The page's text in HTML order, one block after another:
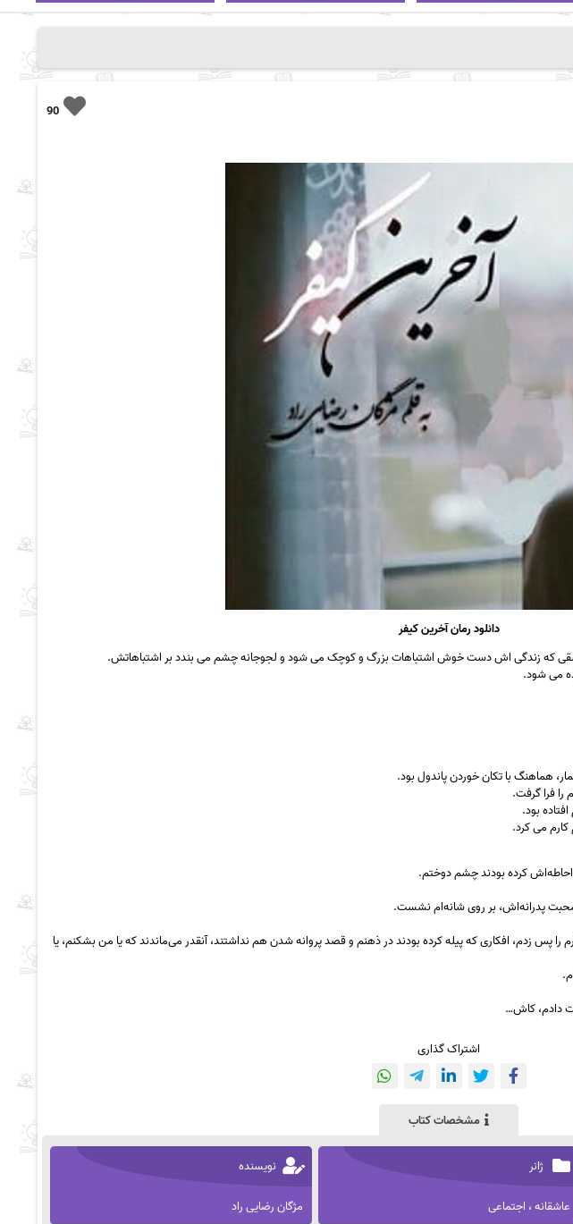
90
دانلود رمان آخرین کیفر
که زندگی اش دست خوش اشتباهات بزرگ و کوچک می شود و لجوجانه چشم می بندد بر اشتباهاتش.
می شود.
هماهنگ با تکان خوردن پاندول بود.
فرا گرفت.
بود.
می کرد.
احاطه‌اش کرده بودند چشم دوختم.
پدرانه‌اش، بر روی شانه‌ام نشست.
پس زدم، افکاری که پیله کرده بودند در ذهنم و قصد پروانه شدن هم نداشتند، آنقدر می‌ماندند که یا من بشکنم، یا
دادم، کاش…
اشتراک گذاری
مشخصات کتاب
ژانر
عاشقانه ، اجتماعی
نویسنده
مژگان رضایی راد